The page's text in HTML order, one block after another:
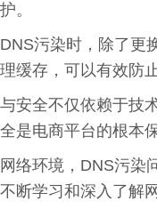
。
污染时，除了更
缓存，可以有效防
安全不仅依赖于技
是电商平台的根本
络环境，DNS污染
断学习和深入了解